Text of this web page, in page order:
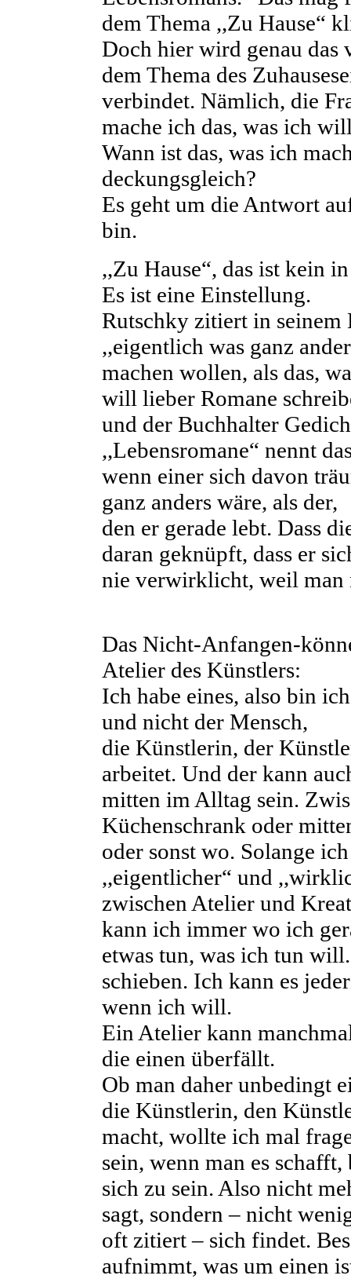
dem Thema ,,Zu Hause“
Doch hier wird genau das
dem Thema des
verbindet. Nämlich, die
mache ich das, was ich
Wann ist das, was ich
deckungsgleich?
Es geht um die Antwort
bin.
,,Zu Hause“, das ist kein
Es ist eine Einstellung.
Rutschky zitiert in seinem
,,eigentlich was ganz
machen wollen, als das,
will lieber Romane
und der Buchhalter
,,Lebensromane“ nennt
wenn einer sich davon
ganz anders wäre, als der,
den er gerade lebt. Dass
daran geknüpft, dass er
nie verwirklicht, weil man
Das Nicht-Anfangen-
Atelier des Künstlers:
Ich habe eines, also bin
und nicht der Mensch,
die Künstlerin, der
arbeitet. Und der kann
mitten im Alltag sein.
Küchenschrank oder
oder sonst wo. Solange
,,eigentlicher“ und
zwischen Atelier und
kann ich immer wo ich
etwas tun, was ich tun
schieben. Ich kann es
wenn ich will.
Ein Atelier kann
die einen überfällt.
Ob man daher unbedingt
die Künstlerin, den
macht, wollte ich mal
sein, wenn man es
sich zu sein. Also nicht
sagt, sondern – nicht
oft zitiert – sich findet.
aufnimmt, was um einen